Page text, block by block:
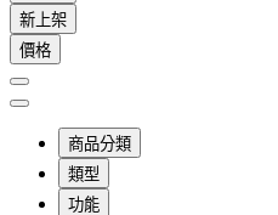
新上架
價格
商品分類
類型
功能